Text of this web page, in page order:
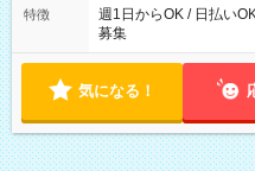
特徴
週1日からOK / 日払い
募集
気になる！